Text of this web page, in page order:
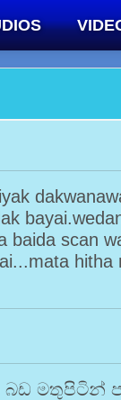
baida scan
hitha
බඩ මතුපිටින්